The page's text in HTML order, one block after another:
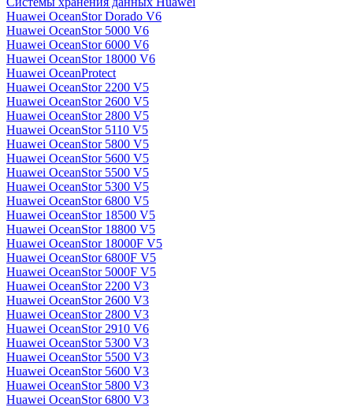
Huawei OceanStor Dorado V6
Huawei OceanStor 5000 V6
Huawei OceanStor 6000 V6
Huawei OceanStor 18000 V6
Huawei OceanProtect
Huawei OceanStor 2200 V5
Huawei OceanStor 2600 V5
Huawei OceanStor 2800 V5
Huawei OceanStor 5110 V5
Huawei OceanStor 5800 V5
Huawei OceanStor 5600 V5
Huawei OceanStor 5500 V5
Huawei OceanStor 5300 V5
Huawei OceanStor 6800 V5
Huawei OceanStor 18500 V5
Huawei OceanStor 18800 V5
Huawei OceanStor 18000F V5
Huawei OceanStor 6800F V5
Huawei OceanStor 5000F V5
Huawei OceanStor 2200 V3
Huawei OceanStor 2600 V3
Huawei OceanStor 2800 V3
Huawei OceanStor 2910 V6
Huawei OceanStor 5300 V3
Huawei OceanStor 5500 V3
Huawei OceanStor 5600 V3
Huawei OceanStor 5800 V3
Huawei OceanStor 6800 V3